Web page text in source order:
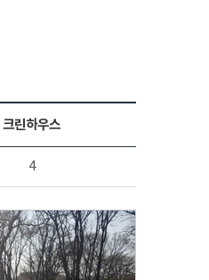
크린하우스
4